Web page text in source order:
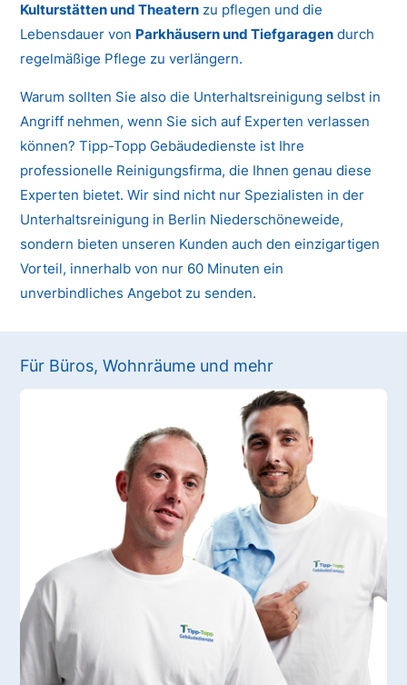
Kulturstätten und Theatern zu pflegen und die
Lebensdauer von Parkhäusern und Tiefgaragen durch
regelmäßige Pflege zu verlängern.
Warum sollten Sie also die Unterhaltsreinigung selbst in
Angriff nehmen, wenn Sie sich auf Experten verlassen
können? Tipp-Topp Gebäudedienste ist Ihre
professionelle Reinigungsfirma, die Ihnen genau diese
Experten bietet. Wir sind nicht nur Spezialisten in der
Unterhaltsreinigung in Berlin Niederschöneweide,
sondern bieten unseren Kunden auch den einzigartigen
Vorteil, innerhalb von nur 60 Minuten ein
unverbindliches Angebot zu senden.
Für Büros, Wohnräume und mehr